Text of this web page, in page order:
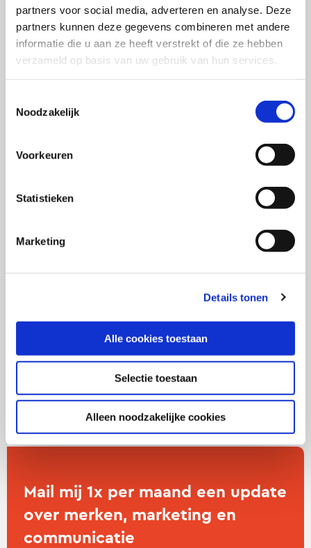
partners voor social media, adverteren en analyse. Deze
partners kunnen deze gegevens combineren met andere
informatie die u aan ze heeft verstrekt of die ze hebben
verzameld op basis van uw gebruik van hun services.
Noodzakelijk
Voorkeuren
Statistieken
Marketing
Details tonen
Alle cookies toestaan
Selectie toestaan
Alleen noodzakelijke cookies
Merk & Mens
3.Zo beïnvloed je de beoordeling van een gekochte
ervaring.
4.Augmented Reality helpt consumenten bij het online
5.Consumenten herkennen manipulatie in een review.
samen te gebruiken.
7.Een extensie van je merk in de IT-markt.
bestellen.
Mail mij 1x per maand een update
over merken, marketing en
communicatie